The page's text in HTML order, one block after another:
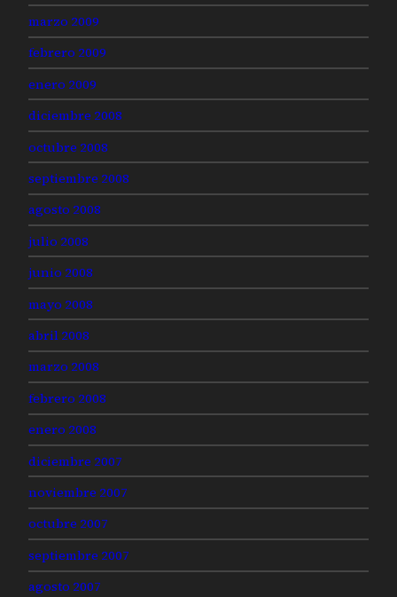
marzo 2009
febrero 2009
enero 2009
diciembre 2008
octubre 2008
septiembre 2008
agosto 2008
julio 2008
junio 2008
mayo 2008
abril 2008
marzo 2008
febrero 2008
enero 2008
diciembre 2007
noviembre 2007
octubre 2007
septiembre 2007
agosto 2007